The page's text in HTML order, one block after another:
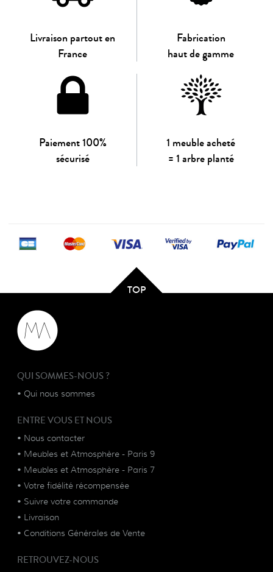
Livraison partout en
France
Fabrication
haut de gamme
Paiement 100%
sécurisé
1 meuble acheté
= 1 arbre planté
TOP
QUI SOMMES-NOUS ?
• Qui nous sommes
ENTRE VOUS ET NOUS
• Nous contacter
• Meubles et Atmosphère - Paris 9
• Meubles et Atmosphère - Paris 7
• Votre fidélité récompensée
• Suivre votre commande
• Livraison
• Conditions Générales de Vente
RETROUVEZ-NOUS